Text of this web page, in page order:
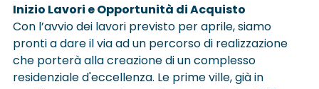
Inizio Lavori e Opportunità di Acquisto
Con l’avvio dei lavori previsto per aprile, siamo
pronti a dare il via ad un percorso di realizzazione
che porterà alla creazione di un complesso
residenziale d'eccellenza. Le prime ville, già in